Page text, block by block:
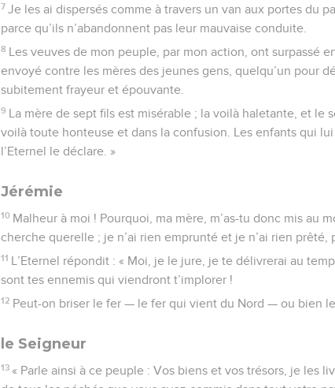
7 Je les ai dispersés comme à travers un van aux portes du
parce qu’ils n’abandonnent pas leur mauvaise conduite.
8 Les veuves de mon peuple, par mon action, ont surpassé
envoyé contre les mères des jeunes gens, quelqu’un pour
subitement frayeur et épouvante.
9 La mère de sept fils est misérable ; la voilà haletante, et le
voilà toute honteuse et dans la confusion. Les enfants qui
l’Eternel le déclare. »
Jérémie
10 Malheur à moi ! Pourquoi, ma mère, m’as-tu donc mis au
cherche querelle ; je n’ai rien emprunté et je n’ai rien prêté,
11 L’Eternel répondit : « Moi, je le jure, je te délivrerai au
sont tes ennemis qui viendront t’implorer !
12 Peut-on briser le fer — le fer qui vient du Nord — ou bien
le Seigneur
13 « Parle ainsi à ce peuple : Vos biens et vos trésors, je les